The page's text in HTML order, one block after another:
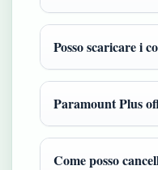
Posso scaricare i
Paramount Plus
Come posso